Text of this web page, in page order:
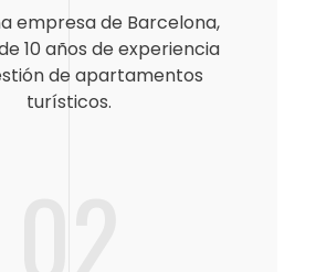
empresa de Barcelona,
10 años de experiencia
de apartamentos
turísticos.